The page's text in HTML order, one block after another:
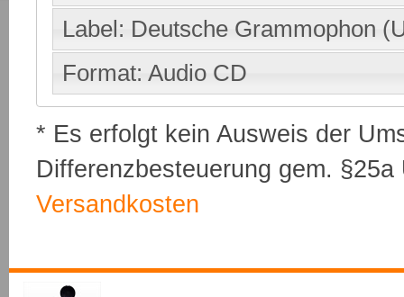
Label: Deutsche Grammophon
Format: Audio CD
* Es erfolgt kein Ausweis der
Differenzbesteuerung gem.
Versandkosten